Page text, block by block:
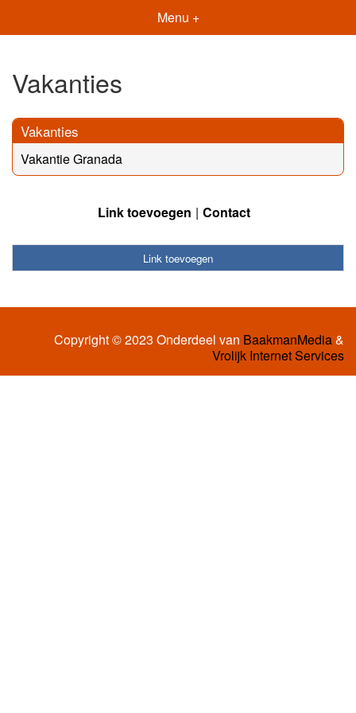
Menu +
Vakanties
Vakanties
Vakantie Granada
Link toevoegen Contact
Link toevoegen
Copyright © 2023 Onderdeel van BaakmanMedia&
Vrolijk Internet Services